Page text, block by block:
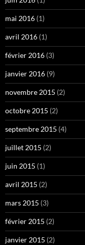
mai 2016 (1)
avril 2016 (1)
février 2016 (3)
janvier 2016 (9)
novembre 2015 (2)
octobre 2015 (2)
septembre 2015 (4)
juillet 2015 (2)
juin 2015 (1)
avril 2015 (2)
mars 2015 (3)
février 2015 (2)
janvier 2015 (2)